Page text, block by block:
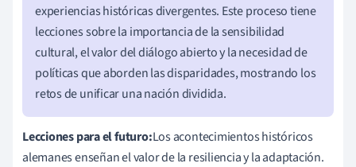
experiencias históricas divergentes. Este proceso tiene
lecciones sobre la importancia de la sensibilidad
cultural, el valor del diálogo abierto y la necesidad de
políticas que aborden las disparidades, mostrando los
retos de unificar una nación dividida.
Lecciones para el futuro:Los acontecimientos históricos
alemanes enseñan el valor de la resiliencia y la adaptación.